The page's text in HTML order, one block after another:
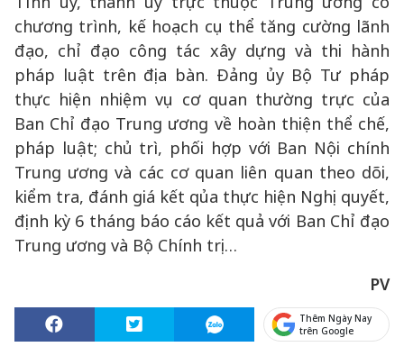
chương trình, kế hoạch cụ thể tăng cường lãnh
đạo, chỉ đạo công tác xây dựng và thi hành
pháp luật trên địa bàn. Đảng ủy Bộ Tư pháp
thực hiện nhiệm vụ cơ quan thường trực của
Ban Chỉ đạo Trung ương về hoàn thiện thể chế,
pháp luật; chủ trì, phối hợp với Ban Nội chính
Trung ương và các cơ quan liên quan theo dõi,
kiểm tra, đánh giá kết qủa thực hiện Nghị quyết,
định kỳ 6 tháng báo cáo kết quả với Ban Chỉ đạo
Trung ương và Bộ Chính trị…
PV
Thêm Ngày Nay
trên Google